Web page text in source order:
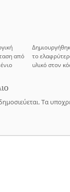
από
το
υλικό στον
Τα